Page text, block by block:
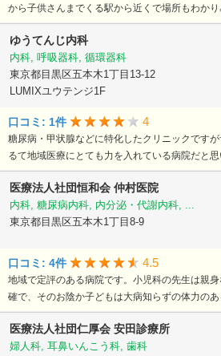
から子供さんまでくる駅から近くで場所もわか
ゆうてんじ内科
内科, 呼吸器科, 循環器科
東京都目黒区五本木1丁目13-12
LUMIXユウテンジ1F
口コミ: 1件 4
糖尿病・甲状腺などに特化したクリニックです
るて地域医療にとても力を入れている病院だと思
医療法人社団恒和会 仲村医院
内科, 糖尿病内科, 内分泌・代謝内科, ...
東京都目黒区五本木1丁目8-9
口コミ: 4件 4.5
地域で定評のある病院です。小児科の先生は親
確で、そのお陰か子どもは大病知らずの体力の
医療法人社団仁厚会 安田診療所
婦人科, 耳鼻いんこう科, 歯科